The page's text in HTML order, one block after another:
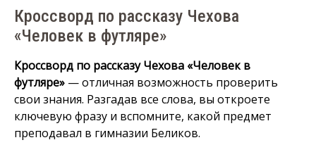
Кроссворд по рассказу Чехова
«Человек в футляре»
Кроссворд по рассказу Чехова «Человек в
футляре» — отличная возможность проверить
свои знания. Разгадав все слова, вы откроете
ключевую фразу и вспомните, какой предмет
преподавал в гимназии Беликов.